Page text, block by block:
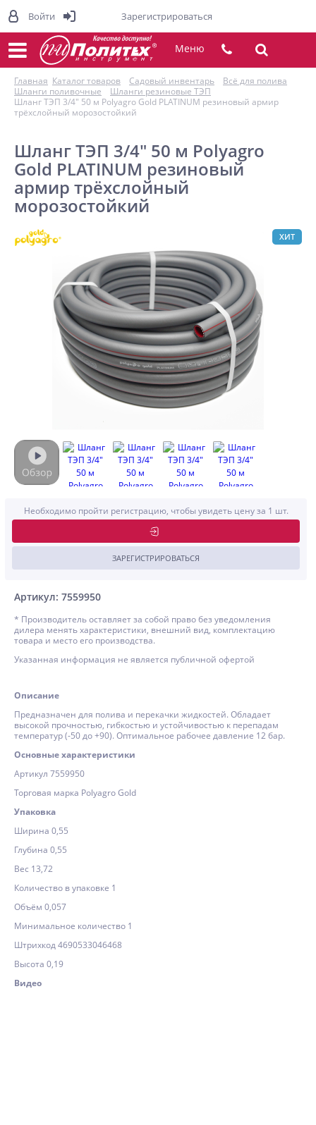
Меню
Главная Каталог товаров Садовый инвентарь
Всё для полива
Шланги поливочные
Шланги резиновые ТЭП
Шланг ТЭП 3/4" 50 м Polyagro Gold PLATINUM резиновый армир
трёхслойный морозостойкий
Шланг ТЭП 3/4" 50 м Polyagro
Gold PLATINUM резиновый
армир трёхслойный
морозостойкий
ХИТ
Артикул: 7559950
Необходимо пройти регистрацию, чтобы увидеть цену за 1 шт.
ЗАРЕГИСТРИРОВАТЬСЯ
* Производитель оставляет за собой право без уведомления
дилера менять характеристики, внешний вид, комплектацию
товара и место его производства.
Указанная информация не является публичной офертой
Описание
Предназначен для полива и перекачки жидкостей. Обладает
высокой прочностью, гибкостью и устойчивостью к перепадам
температур (-50 до +90). Оптимальное рабочее давление 12 бар.
Основные характеристики
Артикул 7559950
Торговая марка Polyagro Gold
Упаковка
Ширина 0,55
Глубина 0,55
Вес 13,72
Количество в упаковке 1
Объём 0,057
Минимальное количество 1
Штрихкод 4690533046468
Высота 0,19
Видео
Войти Зарегистрироваться